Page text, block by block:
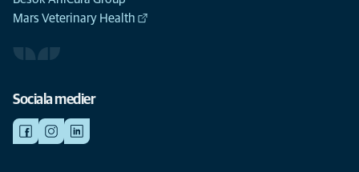
Mars Veterinary Health
Sociala medier